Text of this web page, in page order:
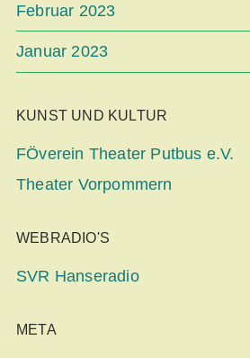
Februar 2023
Januar 2023
KUNST UND KULTUR
FÖverein Theater Putbus e.V.
Theater Vorpommern
WEBRADIO'S
SVR Hanseradio
META